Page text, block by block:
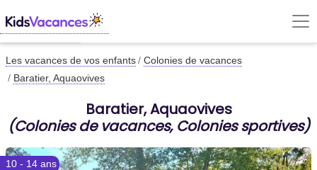
Les vacances de vos enfants
Colonies de vacances
Baratier, Aquaovives
Baratier, Aquaovives
(Colonies de vacances, Colonies sportives)
10 - 14 ans